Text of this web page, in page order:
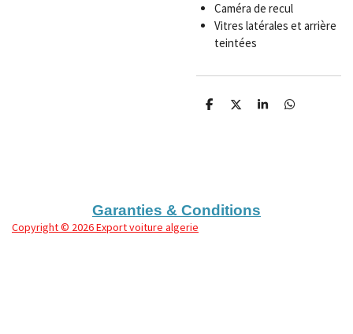
Caméra de recul
Vitres latérales et arrière
teintées
P
P
P
P
Garanties & Conditions
Copyright© 2026 Export voiture algerie